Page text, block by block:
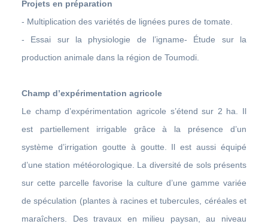
Projets en préparation
- Multiplication des variétés de lignées pures de tomate.
- Essai sur la physiologie de l’igname- Étude sur la
production animale dans la région de Toumodi.
Champ d’expérimentation agricole
Le champ d’expérimentation agricole s’étend sur 2 ha. Il
est partiellement irrigable grâce à la présence d’un
système d’irrigation goutte à goutte. Il est aussi équipé
d’une station météorologique. La diversité de sols présents
sur cette parcelle favorise la culture d’une gamme variée
de spéculation (plantes à racines et tubercules, céréales et
maraîchers. Des travaux en milieu paysan, au niveau